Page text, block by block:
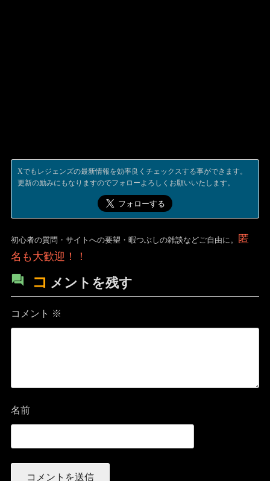
Xでもレジェンズの最新情報を効率良くチェックスする事ができます。
更新の励みにもなりますのでフォローよろしくお願いいたします。
初心者の質問・サイトへの要望・暇つぶしの雑談などご自由に。
匿
名も大歓迎！！
コ メントを残す
コメント ※
名前